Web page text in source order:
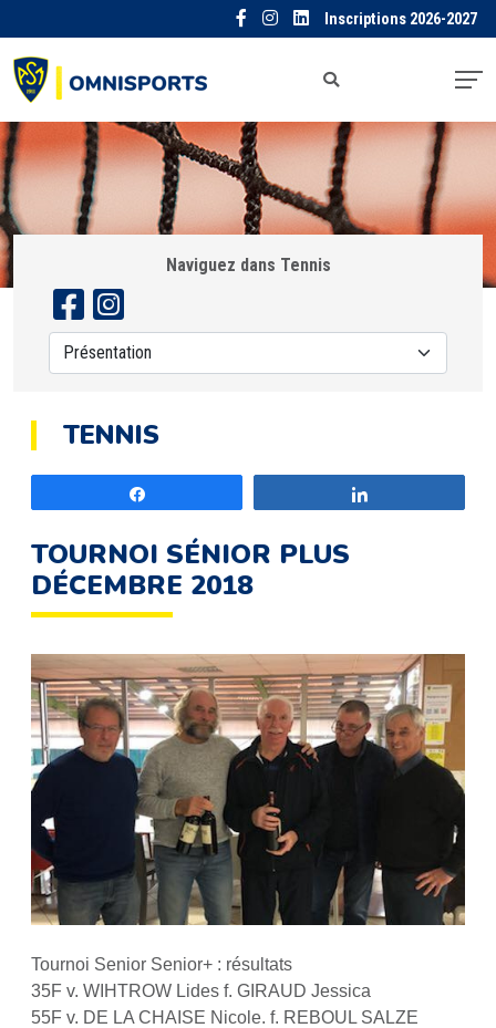
Inscriptions 2026-2027
Naviguez dans Tennis
TENNIS
TOURNOI SÉNIOR PLUS
DÉCEMBRE 2018
Tournoi Senior Senior+ : résultats
35F v. WIHTROW Lides f. GIRAUD Jessica
55F v. DE LA CHAISE Nicole. f. REBOUL SALZE